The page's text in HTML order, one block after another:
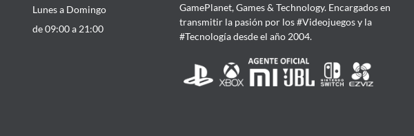
Lunes a Domingo
de 09:00 a 21:00
GamePlanet, Games & Technology. Encargados en
transmitir la pasión por los #Videojuegos y la
#Tecnología desde el año 2004.